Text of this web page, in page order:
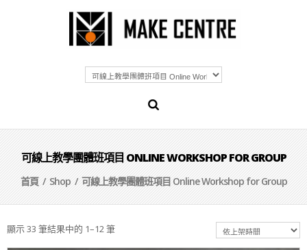
可線上教學團體班項目 ONLINE WORKSHOP FOR GROUP
首頁/ Shop/ 可線上教學團體班項目 Online Workshop for Group
顯示 33 筆結果中的 1–12 筆